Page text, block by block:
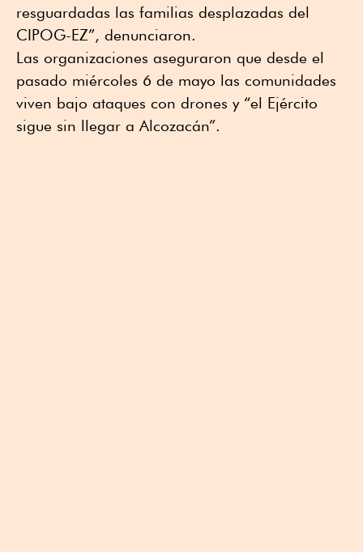
resguardadas las familias desplazadas del
CIPOG-EZ”, denunciaron.
Las organizaciones aseguraron que desde el
pasado miércoles 6 de mayo las comunidades
viven bajo ataques con drones y “el Ejército
sigue sin llegar a Alcozacán”.